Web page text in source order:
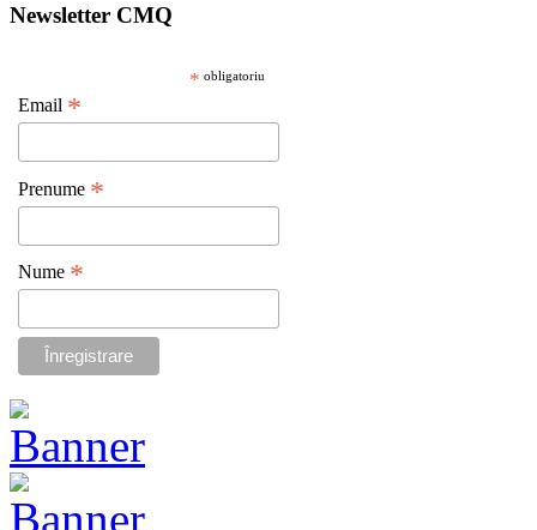
Newsletter CMQ
* obligatoriu
Email *
Prenume *
Nume *